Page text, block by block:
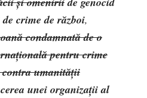
crime de război,
condamnată de o
pentru crime
contra umanităţii
unei organizaţii al